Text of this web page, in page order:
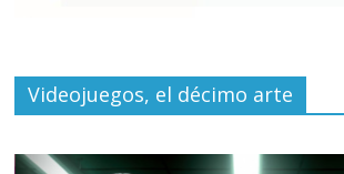
Videojuegos, el décimo arte